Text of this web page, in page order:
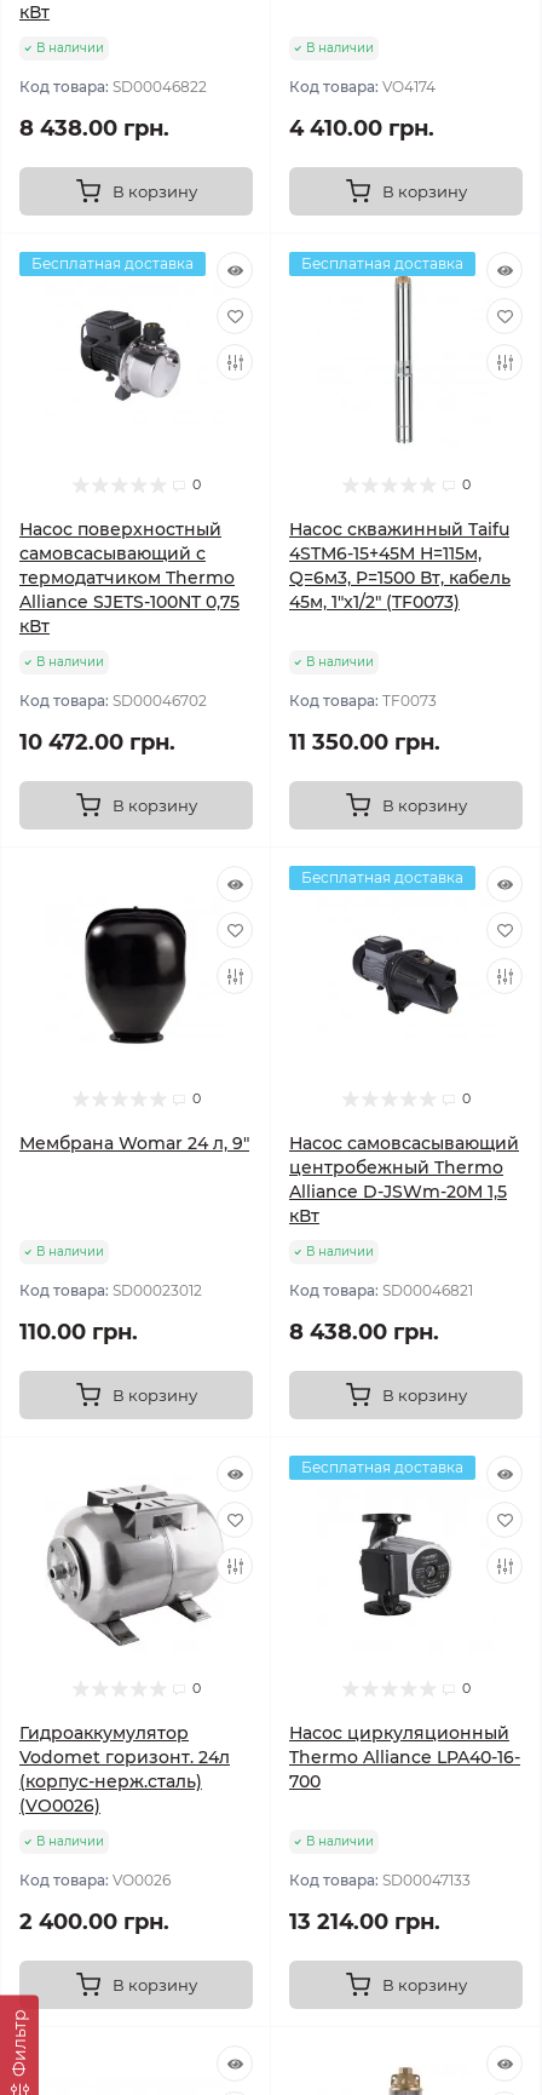
Фильтр
кВт
В наличии
Код товара: SD00046822
8 438.00 грн.
В корзину
В наличии
Код товара: VO4174
4 410.00 грн.
В корзину
Бесплатная доставка
0
Насос поверхностный
самовсасывающий с
термодатчиком Thermo
Alliance SJETS-100NT 0,75
кВт
В наличии
Код товара: SD00046702
10 472.00 грн.
В корзину
Бесплатная доставка
0
Насос скважинный Taifu
4STM6-15+45M Н=115м,
Q=6м3, P=1500 Вт, кабель
45м, 1"x1/2" (TF0073)
В наличии
Код товара: TF0073
11 350.00 грн.
В корзину
0
Мембрана Womar 24 л, 9"
В наличии
Код товара: SD00023012
110.00 грн.
В корзину
Бесплатная доставка
0
Насос самовсасывающий
центробежный Thermo
Alliance D-JSWm-20M 1,5
кВт
В наличии
Код товара: SD00046821
8 438.00 грн.
В корзину
0
Гидроаккумулятор
Vodomet горизонт. 24л
(корпус-нерж.сталь)
(VO0026)
В наличии
Код товара: VO0026
2 400.00 грн.
В корзину
Бесплатная доставка
0
Насос циркуляционный
Thermo Alliance LPA40-16-
700
В наличии
Код товара: SD00047133
13 214.00 грн.
В корзину